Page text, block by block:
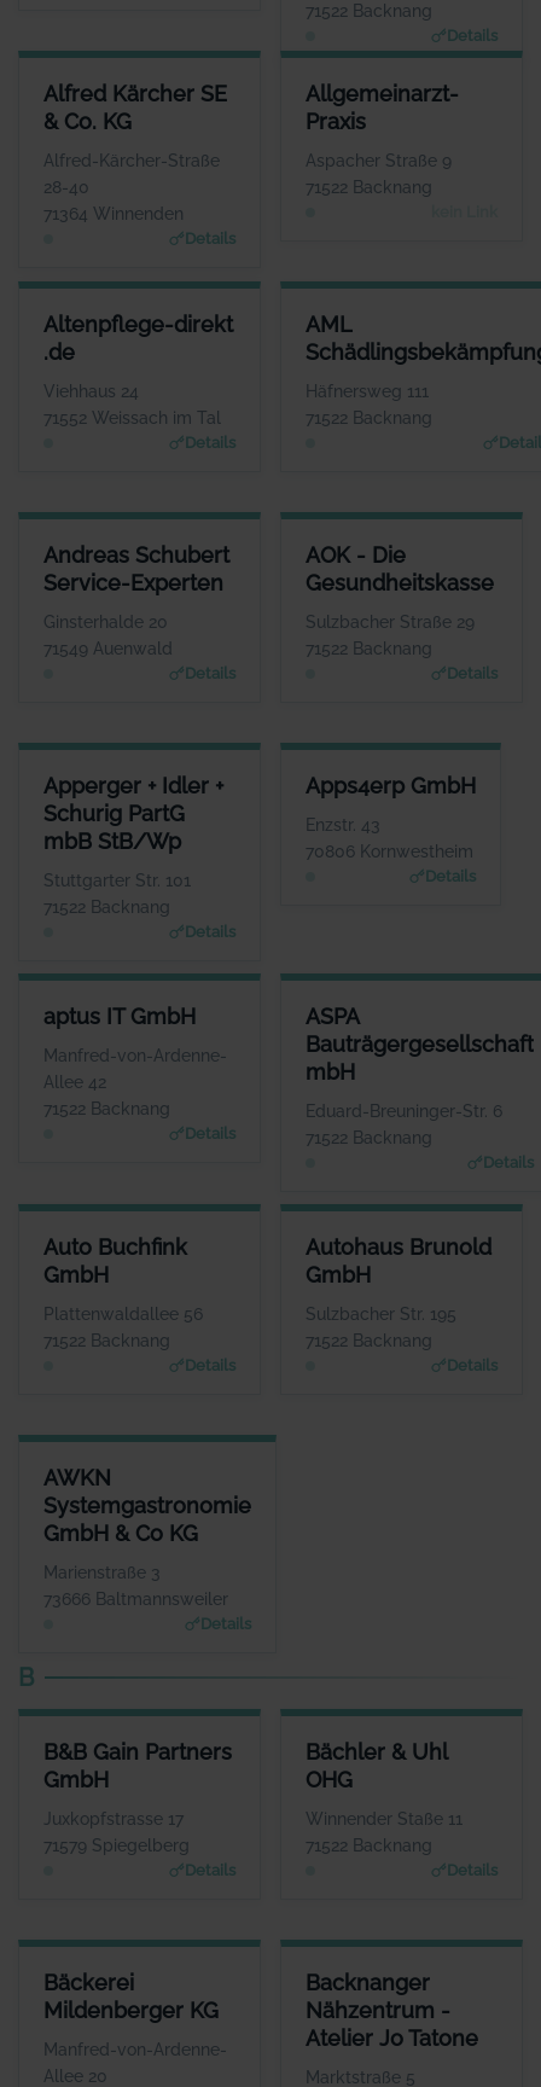
71522 Backnang
Details
Alfred Kärcher SE
& Co. KG
Alfred-Kärcher-Straße
28-40
71364 Winnenden
Details
ALFRED KÄRCHER SE & CO. KG
Herr Hartmut Jenner
WEBSITE
www.de.kaercher.com
Allgemeinarzt-
Praxis
Aspacher Straße 9
71522 Backnang
ALLGEMEINARZT-PRAXIS
ANSPRECHPARTNER
Frau Susanne Thies-
Tenschert
Keine Website hinterlegt
Altenpflege-direkt
.de
Viehhaus 24
71552 Weissach im Tal
Details
ALTENPFLEGE-DIREKT .DE
ANSPRECHPARTNER
www.altenpflege-direkt.
de
AML
Häfnersweg 111
71522 Backnang
AML
Herr Adrian
www.aml-schaedlingsbekaem
Andreas Schubert
Service-Experten
Ginsterhalde 20
71549 Auenwald
Details
ANDREAS SCHUBERT SERVICE-EXPERTEN
Herr Andreas Schubert
WEBSITE
www.habenseite.de
AOK - Die
Gesundheitskasse
Sulzbacher Straße 29
71522 Backnang
Details
AOK - DIE
Herr Dominik
www.aok.de/bw
Apperger + Idler +
Schurig PartG
mbB StB/Wp
Stuttgarter Str. 101
71522 Backnang
Details
APPERGER + IDLER + SCHURIG PARTG MBB STB/WP
ANSPRECHPARTNER
Frau Simone Apperger-Fichtner
WEBSITE
www.apperger-idler.de
Apps4erp GmbH
Enzstr. 43
70806 Kornwestheim
Details
APPS4ERP GMBH
ANSPRECHPARTNER
Schmischke
WEBSITE
www.appsin.de
aptus IT GmbH
Manfred-von-Ardenne-
Allee 42
71522 Backnang
Details
APTUS IT GMBH
Herr Reinhard Mayer
ASPA
Bauträgergesellschaft
mbH
Eduard-Breuninger-Str. 6
71522 Backnang
Details
ASPA
Herr Andreas
Auto Buchfink
GmbH
Plattenwaldallee 56
71522 Backnang
Details
AUTO BUCHFINK GMBH
ANSPRECHPARTNER
Herr Lothar Buchfink
WEBSITE
www.auto-buchfink.de
Autohaus Brunold
GmbH
Sulzbacher Str. 195
71522 Backnang
Details
AUTOHAUS BRUNOLD GMBH
Herr Günther Uhrich
www.brunold.de
AWKN
Systemgastronomie
GmbH & Co KG
Marienstraße 3
73666 Baltmannsweiler
Details
AWKN SYSTEMGASTRONOMIE GMBH & CO KG
ANSPRECHPARTNER
Herr Hrisowalantis Betikis
B
B&B Gain Partners
GmbH
Juxkopfstrasse 17
71579 Spiegelberg
Details
B&B GAIN PARTNERS GMBH
Herr Hans Günter Lind
www.bb-gain.eu
Bächler & Uhl
OHG
Winnender Staße 11
71522 Backnang
Details
BÄCHLER & UHL OHG
Herr Andreas Uhl
WEBSITE
www.allianz.de
Bäckerei
Mildenberger KG
Manfred-von-Ardenne-
Allee 20
BÄCKEREI MILDENBERGER KG
ANSPRECHPARTNER
Herr Bernd Mildenberger
www.mildenberger.eu
Backnanger
Nähzentrum -
Atelier Jo Tatone
Marktstraße 5
BACKNANGER NÄHZENTRUM